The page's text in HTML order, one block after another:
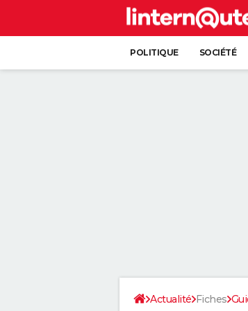
POLITIQUE SOCIÉTÉ
Actualité Fiches